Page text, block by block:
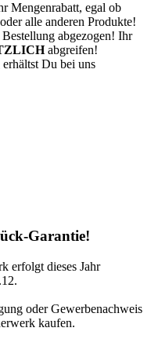
Mengenrabatt, egal ob
alle anderen Produkte!
abgezogen! Ihr
abgreifen!
Du bei uns
Garantie!
erfolgt dieses Jahr
oder Gewerbenachweis
kaufen.